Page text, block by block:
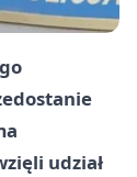
udział